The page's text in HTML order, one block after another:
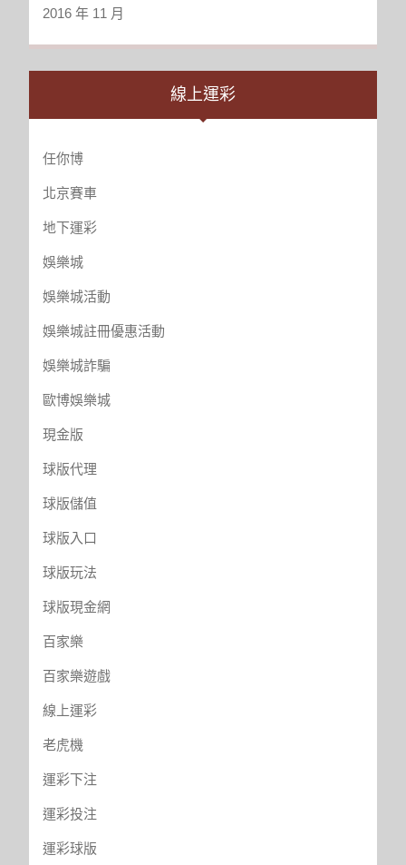
2016 年 11 月
線上運彩
任你博
北京賽車
地下運彩
娛樂城
娛樂城活動
娛樂城註冊優惠活動
娛樂城詐騙
歐博娛樂城
現金版
球版代理
球版儲值
球版入口
球版玩法
球版現金網
百家樂
百家樂遊戲
線上運彩
老虎機
運彩下注
運彩投注
運彩球版